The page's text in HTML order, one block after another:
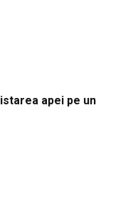
apei pe un